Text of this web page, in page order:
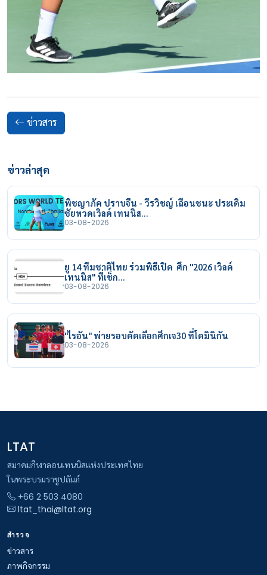
ข่าวสาร
ข่าวล่าสุด
พิชญาภัค ปราบจีน - วีรวิชญ์ เฉือนชนะ ประเดิม
ชัยหวดเวิลด์ เทนนิส…
03-08-2026
ยู 14 ทีมชาติไทย ร่วมพิธีเปิด ศึก "2026 เวิลด์
เทนนิส" ที่เช็ก…
03-08-2026
"ไรอัน" พ่ายรอบคัดเลือกศึกเจ30 ที่โดมินิกัน
03-08-2026
LTAT
สมาคมกีฬาลอนเทนนิสแห่งประเทศไทย
ในพระบรมราชูปถัมภ์
+66 2 503 4080
ltat_thai@ltat.org
สำรวจ
ข่าวสาร
ภาพกิจกรรม